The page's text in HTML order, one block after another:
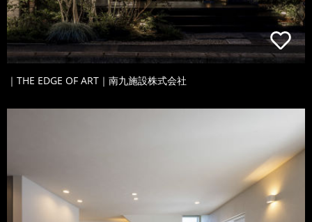
｜THE EDGE OF ART｜南九施設株式会社